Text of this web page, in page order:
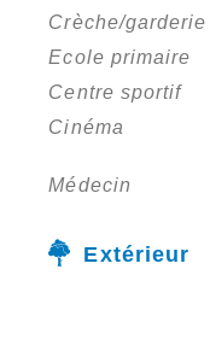
Crèche/garderie
Ecole primaire
Centre sportif
Cinéma
Médecin
Extérieur